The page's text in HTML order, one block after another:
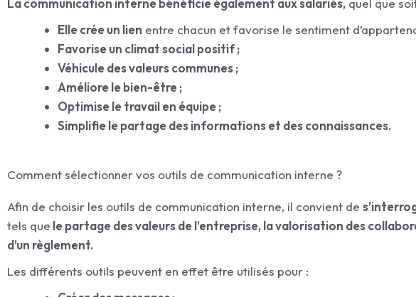
La communication interne bénéficie également aux salariés, quel que
Elle crée un lien entre chacun et favorise le sentiment
Favorise un climat social positif ;
Véhicule des valeurs communes ;
Améliore le bien-être ;
Optimise le travail en équipe ;
Simplifie le partage des informations et des connaissances.
Comment sélectionner vos outils de communication interne ?
Afin de choisir les outils de communication interne, il convient de
tels que le partage des valeurs de l’entreprise, la valorisation des
d’un règlement.
Les différents outils peuvent en effet être utilisés pour :